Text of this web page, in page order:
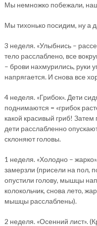
Мы немножко побежали,
Мы тихонько посидим, ну а
3 неделя. «Улыбнись –
тело расслаблено, все
– брови нахмурились, руки
напрягается. И снова все
4 неделя. «Грибок». Дети
поднимаются = «грибок
какой красивый гриб!
дети расслабленно
склоняют головы.
1 неделя. «Холодно –
замерзли (присели на пол,
опустили голову, мышцы
колокольчик, снова лето,
мышцы расслаблены).
2 неделя. «Осенний лист».